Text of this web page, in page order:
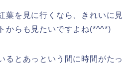
葉を見に行くなら、きれいに見
からも見たいですよね(*^^*)
るとあっという間に時間がたっ